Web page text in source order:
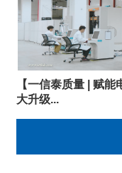
【一信泰质量 | 赋
大升级...